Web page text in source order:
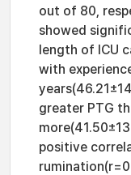
out of 80,
showed
length of ICU
with
greater PTG
positive